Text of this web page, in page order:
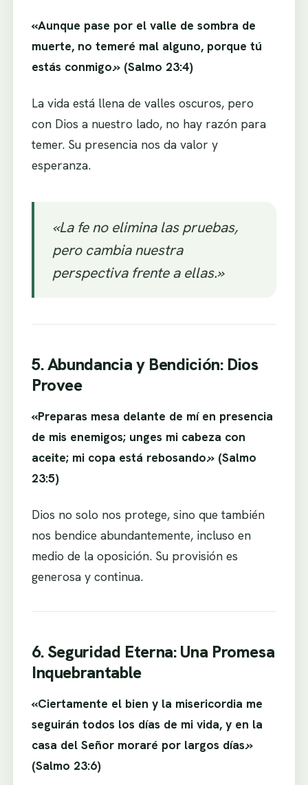
«Aunque pase por el valle de sombra de
muerte, no temeré mal alguno, porque tú
estás conmigo.» (Salmo 23:4)
La vida está llena de valles oscuros, pero
con Dios a nuestro lado, no hay razón para
temer. Su presencia nos da valor y
esperanza.
«La fe no elimina las pruebas,
pero cambia nuestra
perspectiva frente a ellas.»
5. Abundancia y Bendición: Dios
Provee
«Preparas mesa delante de mí en presencia
de mis enemigos; unges mi cabeza con
aceite; mi copa está rebosando.» (Salmo
23:5)
Dios no solo nos protege, sino que también
nos bendice abundantemente, incluso en
medio de la oposición. Su provisión es
generosa y continua.
6. Seguridad Eterna: Una Promesa
Inquebrantable
«Ciertamente el bien y la misericordia me
seguirán todos los días de mi vida, y en la
casa del Señor moraré por largos días.»
(Salmo 23:6)